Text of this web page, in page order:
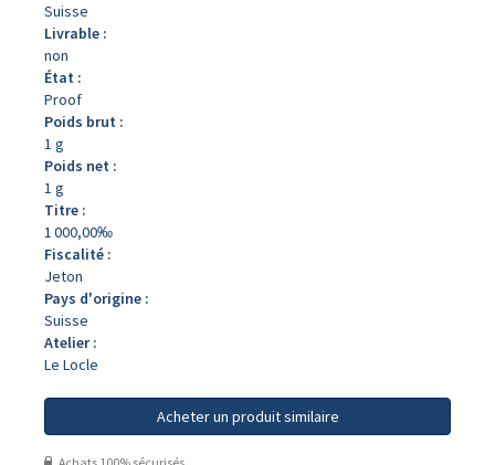
Suisse
Livrable :
non
État :
Proof
Poids brut :
1 g
Poids net :
1 g
Titre :
1 000,00‰
Fiscalité :
Jeton
Pays d'origine :
Suisse
Atelier :
Le Locle
Acheter un produit similaire